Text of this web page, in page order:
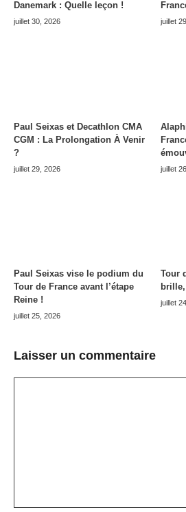
Danemark : Quelle leçon !
juillet 30, 2026 juillet
Paul Seixas et Decathlon CMA
CGM : La Prolongation À Venir
?
juillet 29, 2026 juillet
Paul Seixas vise le podium du
Tour de France avant l’étape
Reine !
juillet 25, 2026
Tour
juillet
Laisser un commentaire